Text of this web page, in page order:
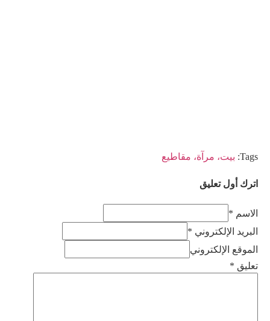
Tags: بيت، مرآة، مقاطيع
اترك أول تعليق
الاسم *
البريد الإلكتروني *
الموقع الإلكتروني
تعليق *